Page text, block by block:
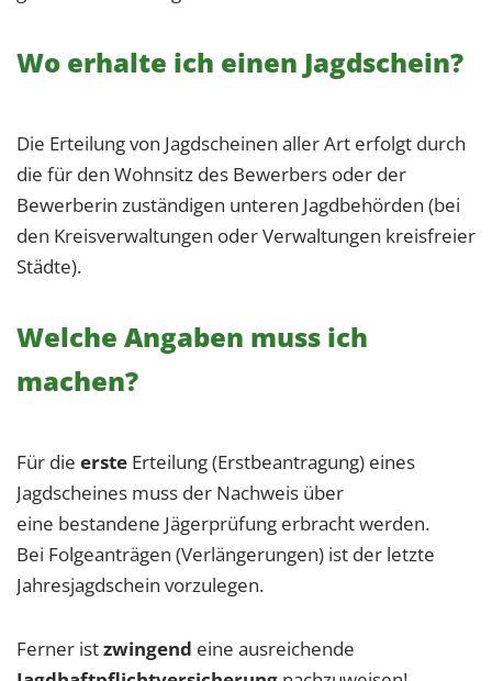
Wo erhalte ich einen Jagdschein?
Die Erteilung von Jagdscheinen aller Art erfolgt durch
die für den Wohnsitz des Bewerbers oder der
Bewerberin zuständigen unteren Jagdbehörden (bei
den Kreisverwaltungen oder Verwaltungen kreisfreier
Städte).
Welche Angaben muss ich
machen?
Für die erste Erteilung (Erstbeantragung) eines
Jagdscheines muss der Nachweis über
eine bestandene Jägerprüfung erbracht werden.
Bei Folgeanträgen (Verlängerungen) ist der letzte
Jahresjagdschein vorzulegen.
Ferner istzwingend eine ausreichende